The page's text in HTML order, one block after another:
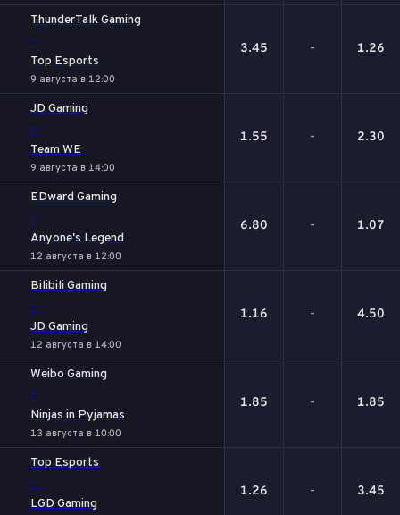
ThunderTalk Gaming
-
Top Esports
9 августа в 12:00
3.45 - 1.26
JD Gaming
-
Team WE
9 августа в 14:00
1.55 - 2.30
EDward Gaming
-
Anyone's Legend
12 августа в 12:00
6.80 - 1.07
Bilibili Gaming
-
JD Gaming
12 августа в 14:00
1.16 - 4.50
Weibo Gaming
-
Ninjas in Pyjamas
13 августа в 10:00
1.85 - 1.85
Top Esports
-
LGD Gaming
1.26 - 3.45